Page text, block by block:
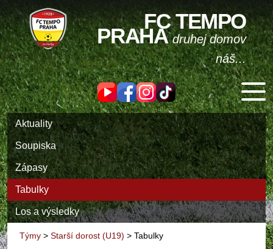
FC TEMPO
PRAHAdruhej domov
náš...
Aktuality
Soupiska
Zápasy
Tabulky
Los a výsledky
Týmy > Starší dorost (U19) > Tabulky